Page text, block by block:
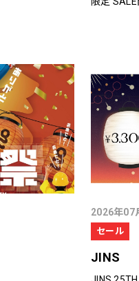
2026年07
セール
JINS